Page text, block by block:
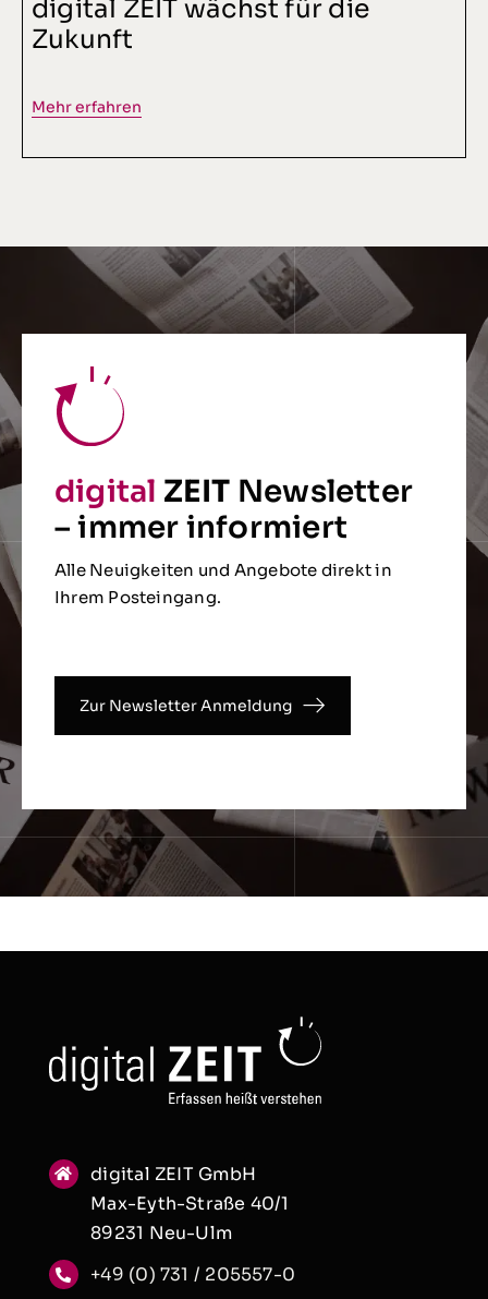
digital ZEIT wächst für die
Zukunft
Mehr erfahren
digital ZEIT Newsletter
– immer informiert
Alle Neuigkeiten und Angebote direkt in
Ihrem Posteingang.
Zur Newsletter Anmeldung
digital ZEIT GmbH
Max-Eyth-Straße 40/1
89231 Neu-Ulm
+49 (0) 731 / 205557-0